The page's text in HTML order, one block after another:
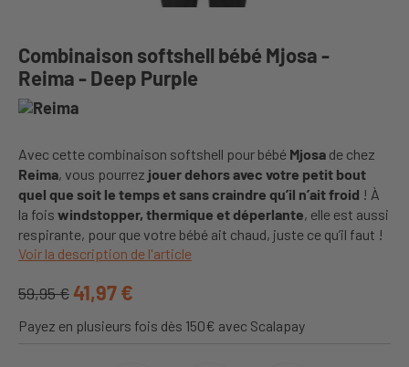
Combinaison softshell bébé Mjosa -
Reima - Deep Purple
Avec cette combinaison softshell pour bébé Mjosa de chez
Reima, vous pourrez jouer dehors avec votre petit bout
quel que soit le temps et sans craindre qu’il n’ait froid ! À
la fois windstopper, thermique et déperlante, elle est aussi
respirante, pour que votre bébé ait chaud, juste ce qu’il faut !
Voir la description de l'article
59,95 €41,97 €
Payez en plusieurs fois dès 150€ avec Scalapay